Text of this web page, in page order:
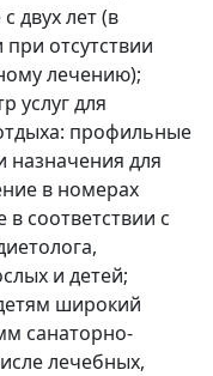
двух лет (в
отсутствии
лечению);
услуг для
профильные
назначения для
в номерах
в соответствии с
и детей;
широкий
санаторно-
лечебных,